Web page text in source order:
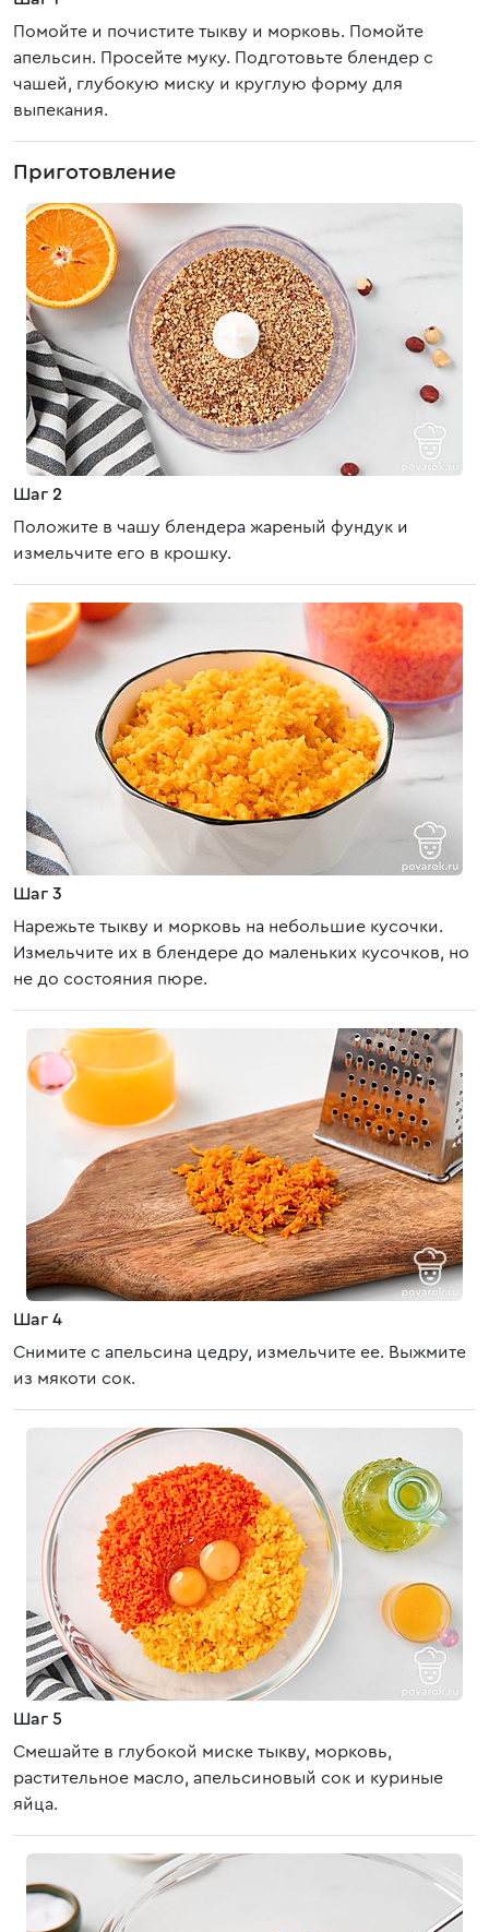
Помойте и почистите тыкву и морковь. Помойте
апельсин. Просейте муку. Подготовьте блендер с
чашей, глубокую миску и круглую форму для
выпекания.
Приготовление
Шаг 2
Положите в чашу блендера жареный фундук и
измельчите его в крошку.
Шаг 3
Нарежьте тыкву и морковь на небольшие кусочки.
Измельчите их в блендере до маленьких кусочков, но
не до состояния пюре.
Шаг 4
Снимите с апельсина цедру, измельчите ее. Выжмите
из мякоти сок.
Шаг 5
Смешайте в глубокой миске тыкву, морковь,
растительное масло, апельсиновый сок и куриные
яйца.